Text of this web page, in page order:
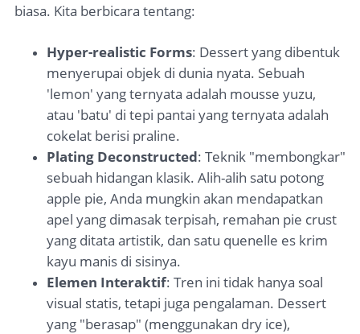
biasa. Kita berbicara tentang:
Hyper-realistic Forms: Dessert yang dibentuk
menyerupai objek di dunia nyata. Sebuah
'lemon' yang ternyata adalah mousse yuzu,
atau 'batu' di tepi pantai yang ternyata adalah
cokelat berisi praline.
Plating Deconstructed: Teknik "membongkar"
sebuah hidangan klasik. Alih-alih satu potong
apple pie, Anda mungkin akan mendapatkan
apel yang dimasak terpisah, remahan pie crust
yang ditata artistik, dan satu quenelle es krim
kayu manis di sisinya.
Elemen Interaktif: Tren ini tidak hanya soal
visual statis, tetapi juga pengalaman. Dessert
yang "berasap" (menggunakan dry ice),